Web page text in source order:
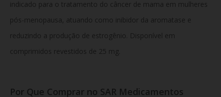
indicado para o tratamento do câncer de mama em mulheres
pós-menopausa, atuando como inibidor da aromatase e
reduzindo a produção de estrogênio. Disponível em
comprimidos revestidos de 25 mg.
Por Que Comprar no SAR Medicamentos